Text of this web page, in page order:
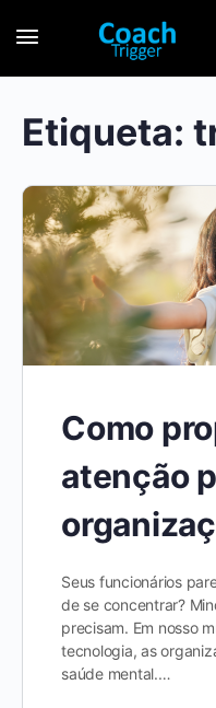
Etiqueta:
Como
atenção
Seus funcionários
de se concentrar?
precisam. Em nosso
tecnologia, as
saúde mental.…